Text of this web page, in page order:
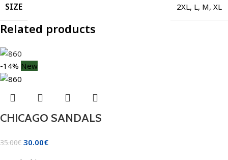
SIZE 2XL, L, M, XL
Related products
-14% New
CHICAGO SANDALS
35.00€ 30.00€